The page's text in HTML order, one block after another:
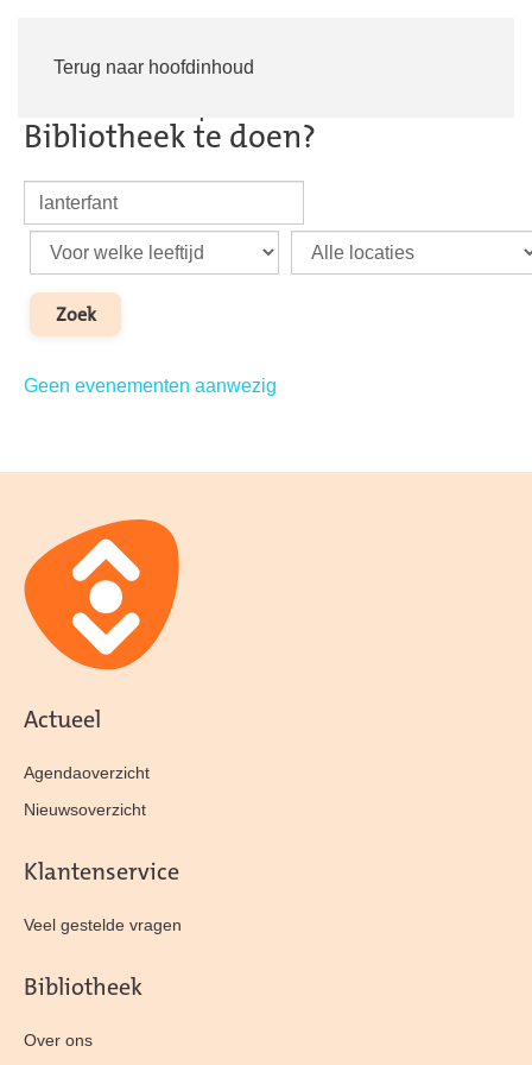
Terug naar hoofdinhoud
Bibliotheek te doen?
Geen evenementen aanwezig
Actueel
Agendaoverzicht
Nieuwsoverzicht
Klantenservice
Veel gestelde vragen
Bibliotheek
Over ons